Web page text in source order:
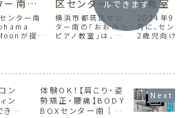
ー南で
のパン
食パン
として
ンター南
が提供
ンやフラン
学びなが
ねパン作り
習得。少人
ロ講師が
区センター南
で信頼のピア
ノ教室を探し
ている方へ
横浜市都筑区セン
ター南の「おおみち
ピアノ教室」は、4歳
が、一人ひとりに合
イドレッスンを提
供。楽しく学べる環
境で音楽の技術と
感性を育てます。各
ア教室
9月・10
バー募集
2024年9月
月に、セン
2歳児向けチ
ながらリズ
ス！保護者
クエストで
地域密着の
ルできます
ン
ン
き
体験OK！【肩こり・姿
勢矯正・腰痛】BODY
BOXセンター南｜整